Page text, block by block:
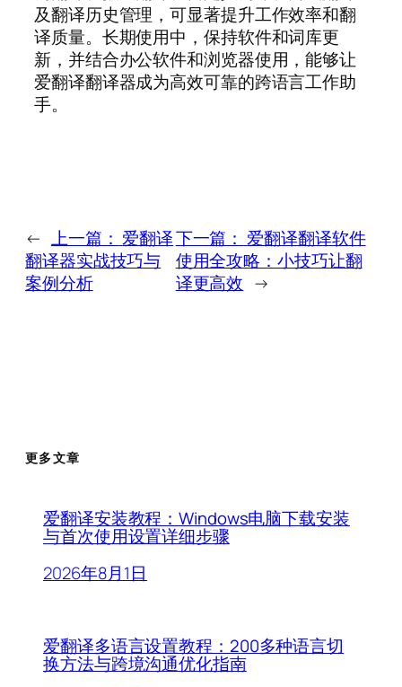
及翻译历史管理，可显著提升工作效率和翻
译质量。长期使用中，保持软件和词库更
新，并结合办公软件和浏览器使用，能够让
爱翻译翻译器成为高效可靠的跨语言工作助
手。
← 上一篇： 爱翻译
翻译器实战技巧与
案例分析
下一篇： 爱翻译翻译软件
使用全攻略：小技巧让翻
译更高效 →
更多文章
爱翻译安装教程：Windows电脑下载安装
与首次使用设置详细步骤
2026年8月1日
爱翻译多语言设置教程：200多种语言切
换方法与跨境沟通优化指南